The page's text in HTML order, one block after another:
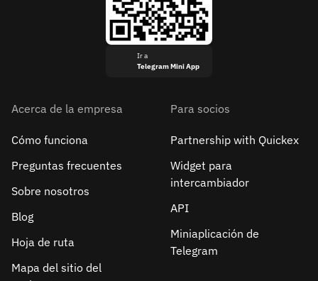
Ir a
Telegram Mini App
Acerca de la empresa
Cómo funciona
Preguntas frecuentes
Sobre nosotros
Blog
Hoja de ruta
Mapa del sitio del
Para socios
Partnership with Quickex
Widget para
intercambiador
API
Miniaplicación de
Telegram